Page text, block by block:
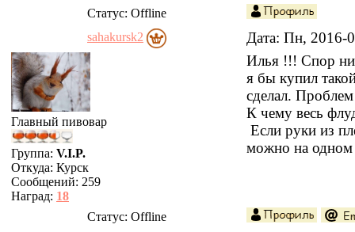
Статус: Offline
sahakursk2
Дата: Пн,
Главный пивовар
Группа: V.I.P.
Откуда: Курск
Сообщений: 259
Наград: 18
Илья !!! Спор ни
я бы купил
сделал.
К чему весь
Если руки из
можно на одном
Статус: Offline